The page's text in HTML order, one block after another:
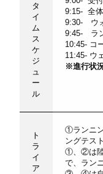
タ
イ
ム
ス
ケ
ジ
ュ
ー
ル
9:15- 全
9:30- ウ
9:45- ラ
10:45- コ
11:45- ウ
※進行状
ト
ラ
イ
ア
①ランニ
ングテス
①、②は陸
で、ラン